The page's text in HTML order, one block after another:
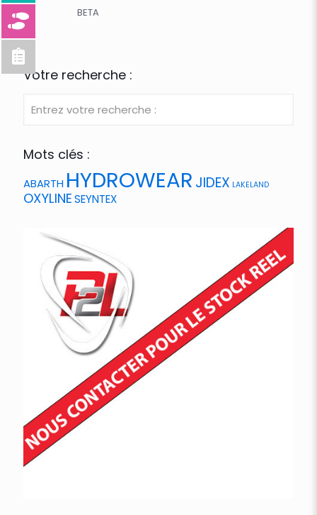
BETA
Votre recherche :
Mots clés :
ABARTH HYDROWEAR JIDEX LAKELAND
OXYLINESEYNTEX